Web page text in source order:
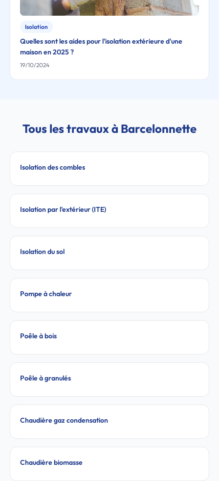
Isolation
Quelles sont les aides pour l'isolation extérieure d'une
maison en 2025 ?
19/10/2024
Tous les travaux à Barcelonnette
Isolation des combles
Isolation par l'extérieur (ITE)
Isolation du sol
Pompe à chaleur
Poêle à bois
Poêle à granulés
Chaudière gaz condensation
Chaudière biomasse